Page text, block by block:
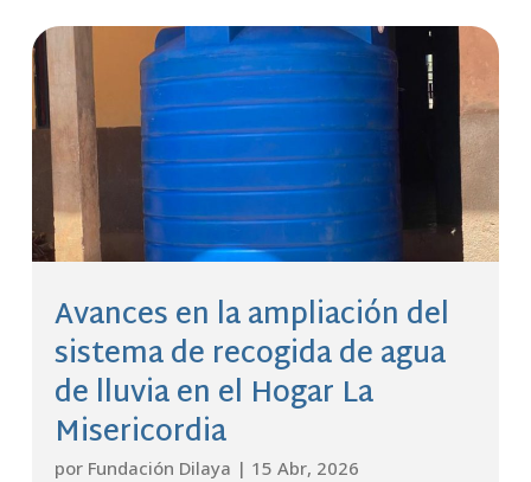
Avances en la ampliación del
sistema de recogida de agua
de lluvia en el Hogar La
Misericordia
por Fundación Dilaya | 15 Abr, 2026